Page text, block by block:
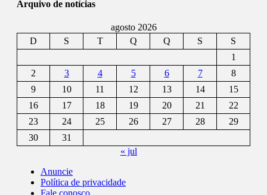
Arquivo de notícias
agosto 2026
D
S T Q Q S
S
1
2
3 4 5 6 7
8
9
10 11 12 13 14
15
16
17 18 19 20 21
22
23
24 25 26 27 28
29
30
31
« jul
Anuncie
Política de privacidade